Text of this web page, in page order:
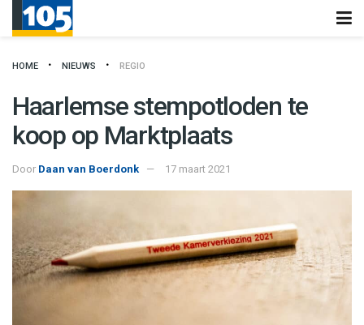
HOME NIEUWS REGIO
Haarlemse stempotloden te
koop op Marktplaats
Door Daan van Boerdonk 17 maart 2021